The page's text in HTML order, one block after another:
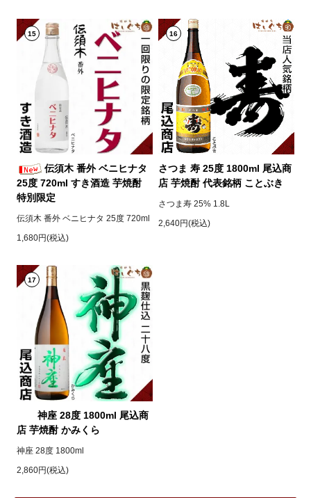
15
伝須木 番外 ベニヒナタ
25度 720ml すき酒造 芋焼酎
特別限定
伝須木 番外 ベニヒナタ 25度 720ml
1,680円(税込)
16
さつま 寿 25度 1800ml 尾込商
店 芋焼酎 代表銘柄 ことぶき
さつま寿 25% 1.8L
2,640円(税込)
17
神座 28度 1800ml 尾込商
店 芋焼酎 かみくら
神座 28度 1800ml
2,860円(税込)